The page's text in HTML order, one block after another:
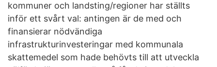
kommuner och landsting/regioner har ställts
inför ett svårt val: antingen är de med och
finansierar nödvändiga
infrastrukturinvesteringar med kommunala
skattemedel som hade behövts till att utveckla